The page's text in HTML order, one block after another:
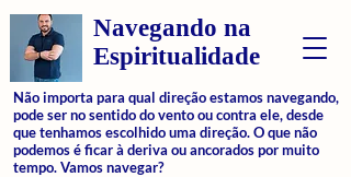
Navegando na
Espiritualidade
Não importa para qual direção estamos navegando,
pode ser no sentido do vento ou contra ele, desde
que tenhamos escolhido uma direção. O que não
podemos é ficar à deriva ou ancorados por muito
tempo. Vamos navegar?